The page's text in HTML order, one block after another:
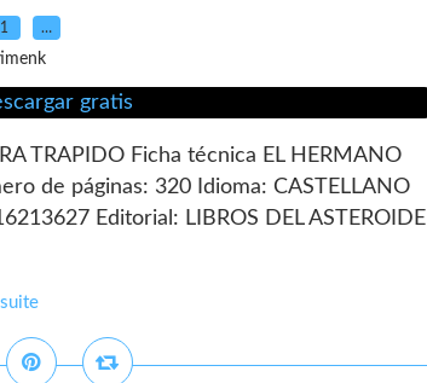
…
TRAPIDO Ficha técnica EL HERMANO
de páginas: 320 Idioma: CASTELLANO
Editorial: LIBROS DEL ASTEROIDE